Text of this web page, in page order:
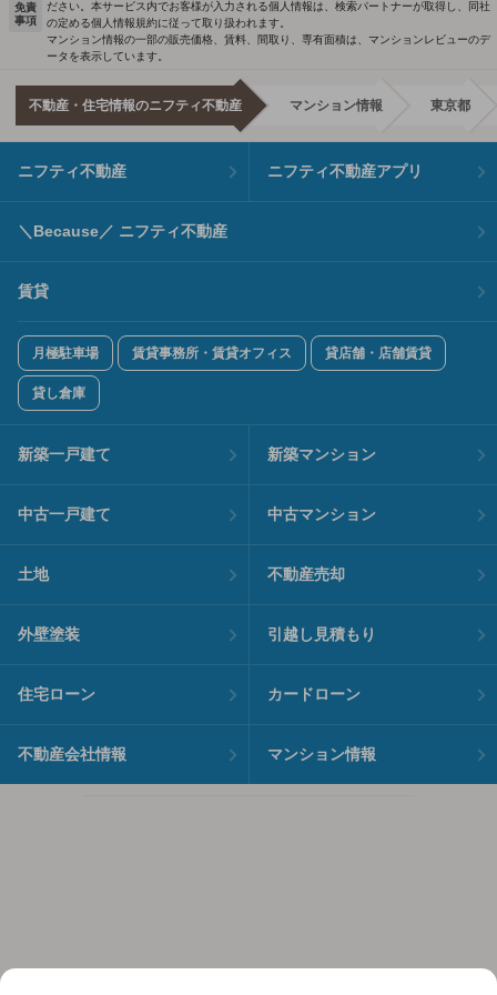
免責
事項
ださい。本サービス内でお客様が入力される個人情報は、検索パートナーが取得し、同社
の定める個人情報規約に従って取り扱われます。
マンション情報の一部の販売価格、賃料、間取り、専有面積は、マンションレビューのデ
ータを表示しています。
不動産・住宅情報のニフティ不動産 マンション情報 東京都
ニフティ不動産 ニフティ不動産アプリ
＼Because／ ニフティ不動産
賃貸
月極駐車場 賃貸事務所・賃貸オフィス 貸店舗・店舗賃貸
貸し倉庫
新築一戸建て 新築マンション
中古一戸建て 中古マンション
土地 不動産売却
外壁塗装 引越し見積もり
住宅ローン カードローン
不動産会社情報 マンション情報